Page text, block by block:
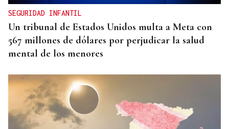
SEGURIDAD INFANTIL
Un tribunal de Estados Unidos multa a Meta con
567 millones de dólares por perjudicar la salud
mental de los menores